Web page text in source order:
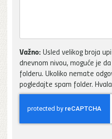
Važno: Usled velikog broja
dnevnom nivou, moguće je
folderu. Ukoliko nemate
pogledajte spam folder.